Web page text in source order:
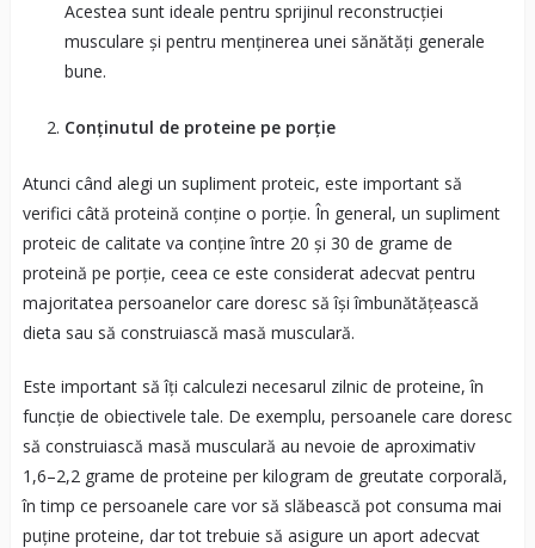
Acestea sunt ideale pentru sprijinul reconstrucției
musculare și pentru menținerea unei sănătăți generale
bune.
Conținutul de proteine pe porție
Atunci când alegi un supliment proteic, este important să
verifici câtă proteină conține o porție. În general, un supliment
proteic de calitate va conține între 20 și 30 de grame de
proteină pe porție, ceea ce este considerat adecvat pentru
majoritatea persoanelor care doresc să își îmbunătățească
dieta sau să construiască masă musculară.
Este important să îți calculezi necesarul zilnic de proteine, în
funcție de obiectivele tale. De exemplu, persoanele care doresc
să construiască masă musculară au nevoie de aproximativ
1,6–2,2 grame de proteine per kilogram de greutate corporală,
în timp ce persoanele care vor să slăbească pot consuma mai
puține proteine, dar tot trebuie să asigure un aport adecvat